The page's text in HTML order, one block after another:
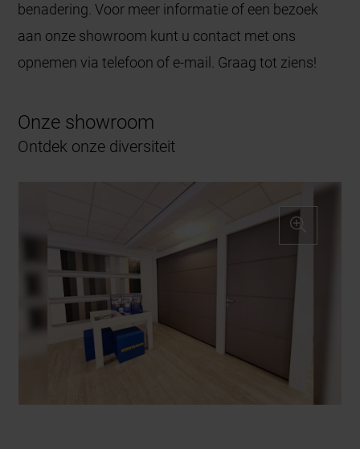
benadering. Voor meer informatie of een bezoek
aan onze showroom kunt u contact met ons
opnemen via telefoon of e-mail. Graag tot ziens!
Onze showroom
Ontdek onze diversiteit